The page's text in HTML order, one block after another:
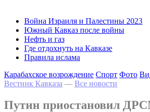
Война Израиля и Палестины 2023
Южный Кавказ после войны
Нефть и газ
Где отдохнуть на Кавказе
Правила ислама
Карабахское возрождение Спорт Фото
Вестник Кавказа — Все новости
Путин приостановил